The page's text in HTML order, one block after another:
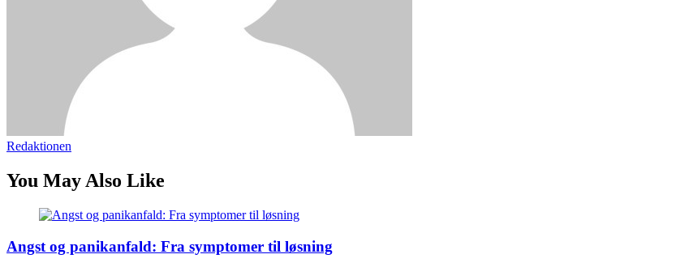
Redaktionen
You May Also Like
Angst og panikanfald: Fra symptomer til løsning